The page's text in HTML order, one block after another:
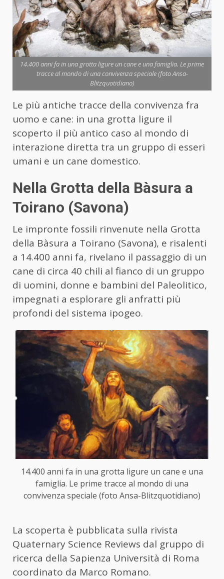
14.400 anni fa in una grotta ligure un cane e una famiglia. Le prime
tracce al mondo di una convivenza speciale (foto Ansa-
Blitzquotidiano)
Le più antiche tracce della convivenza fra
uomo e cane: in una grotta ligure il
scoperto il più antico caso al mondo di
interazione diretta tra un gruppo di esseri
umani e un cane domestico.
Nella Grotta della Bàsura a
Toirano (Savona)
Le impronte fossili rinvenute nella Grotta
della Bàsura a Toirano (Savona), e risalenti
a 14.400 anni fa, rivelano il passaggio di un
cane di circa 40 chili al fianco di un gruppo
di uomini, donne e bambini del Paleolitico,
impegnati a esplorare gli anfratti più
profondi del sistema ipogeo.
14.400 anni fa in una grotta ligure un cane e una
famiglia. Le prime tracce al mondo di una
convivenza speciale (foto Ansa-Blitzquotidiano)
La scoperta è pubblicata sulla rivista
Quaternary Science Reviews dal gruppo di
ricerca della Sapienza Università di Roma
coordinato da Marco Romano.